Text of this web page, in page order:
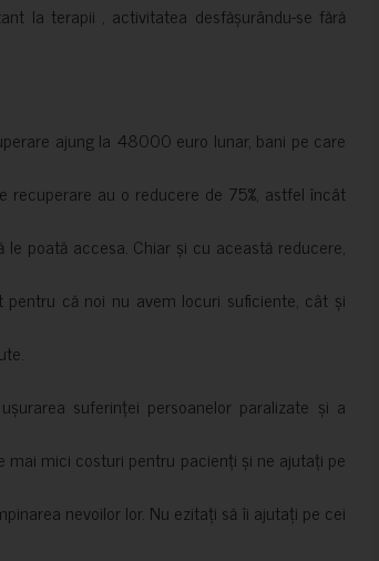
la terapii , activitatea desfășurându-se fără
ajung la 48000 euro lunar, bani pe care
recuperare au o reducere de 75%, astfel încât
poată accesa. Chiar și cu această reducere,
că noi nu avem locuri suficiente, cât și
suferinței persoanelor paralizate și a
mai mici costuri pentru pacienți și ne ajutați pe
nevoilor lor. Nu ezitați să îi ajutați pe cei